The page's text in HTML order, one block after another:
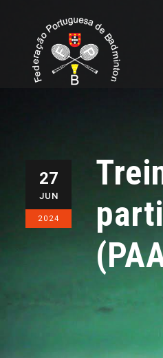
27
JUN
2024